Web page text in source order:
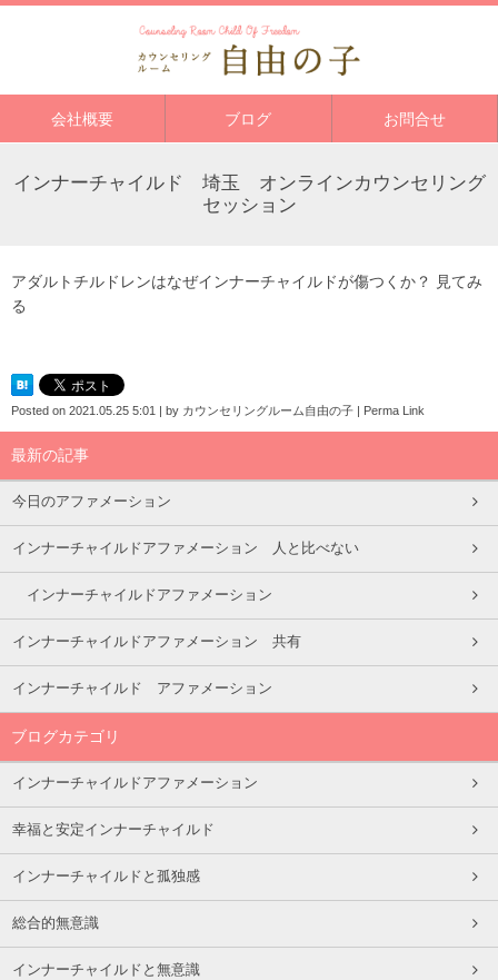
会社概要 ブログ お問合せ
インナーチャイルド 埼玉 オンラインカウンセリング
セッション
アダルトチルドレンはなぜインナーチャイルドが傷つくか？
見てみ
る
Posted on 2021.05.25 5:01 | by カウンセリングルーム自由の子 | Perma Link
最新の記事
今日のアファメーション
インナーチャイルドアファメーション 人と比べない
インナーチャイルドアファメーション
インナーチャイルドアファメーション 共有
インナーチャイルド アファメーション
ブログカテゴリ
インナーチャイルドアファメーション
幸福と安定インナーチャイルド
インナーチャイルドと孤独感
総合的無意識
インナーチャイルドと無意識